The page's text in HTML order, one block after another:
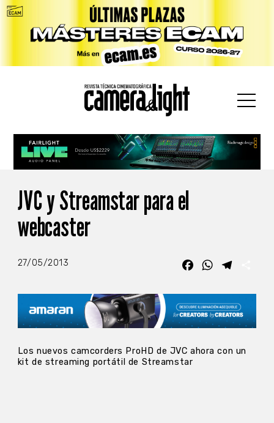
JVC y Streamstar para el
webcaster
27/05/2013 FacebookWhatsApp
Los nuevos camcorders ProHD de JVC ahora con un
kit de streaming portátil de Streamstar